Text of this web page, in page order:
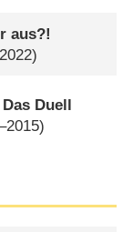
aus?!
Duell